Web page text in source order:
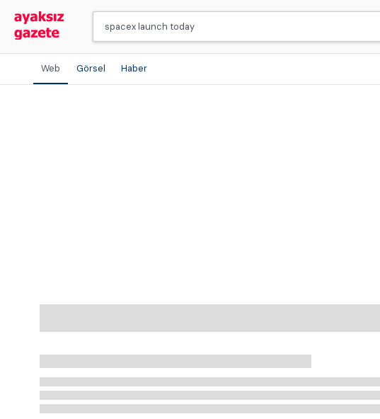
Web Görsel Haber